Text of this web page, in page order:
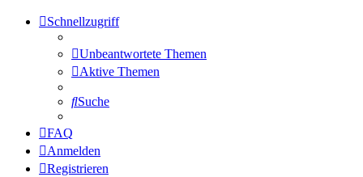
Schnellzugriff
Unbeantwortete Themen
Aktive Themen
Suche
FAQ
Anmelden
Registrieren